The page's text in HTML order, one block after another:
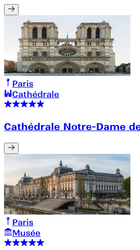
Paris
Cathédrale
Cathédrale Notre-Dame
Paris
Musée